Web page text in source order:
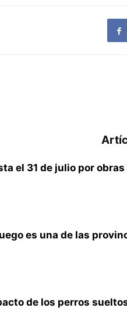
el 31 de julio por obras
es una de las
de los perros